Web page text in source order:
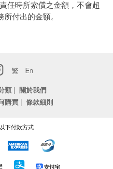
任時所索償之金額，不會超
付出的金額。
繁
En
類 | 關於我們
購買 | 條款細則
下付款方式